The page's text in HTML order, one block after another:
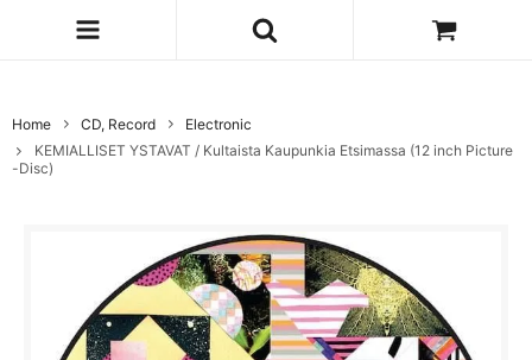
Home CD, Record
Electronic
KEMIALLISET YSTAVAT / Kultaista Kaupunkia Etsimassa (12 inch Picture
-Disc)